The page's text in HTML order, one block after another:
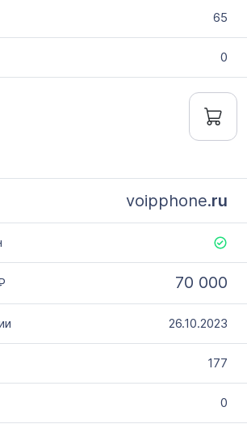
65
0
voipphone.ru
70 000
26.10.2023
177
0